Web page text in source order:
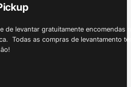
de levantar gratuitamente
Todas as compras de levantamento